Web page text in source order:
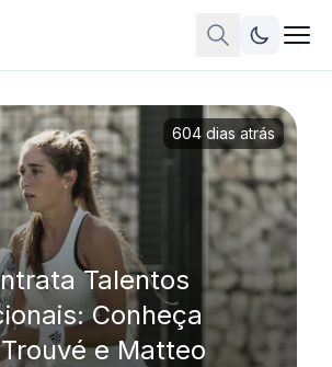
Talentos
Conheça
e Matteo
604 dias atrás